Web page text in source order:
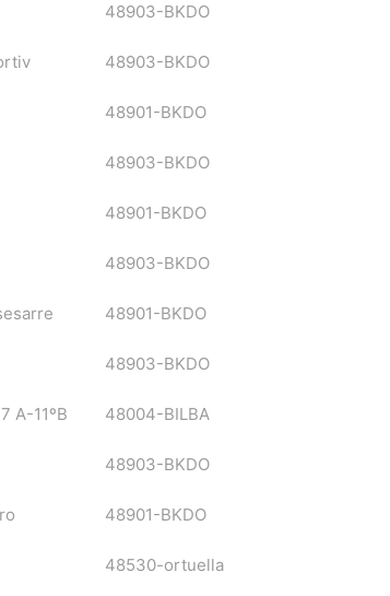
48903-BKDO
48903-BKDO
48901-BKDO
48903-BKDO
48901-BKDO
48903-BKDO
48901-BKDO
48903-BKDO
A-11ºB 48004-BILBA
48903-BKDO
48901-BKDO
48530-ortuella